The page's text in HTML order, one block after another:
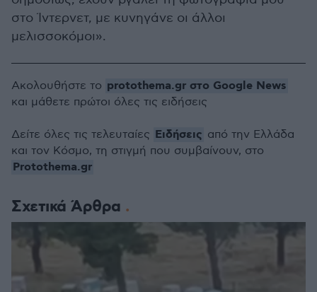
στο Ίντερνετ, με κυνηγάνε οι άλλοι
μελισσοκόμοι».
Σχετικά Άρθρα
Ακολουθήστε το protothema.gr στο Google News
και μάθετε πρώτοι όλες τις ειδήσεις
Δείτε όλες τις τελευταίες Ειδήσεις από την Ελλάδα
και τον Κόσμο, τη στιγμή που συμβαίνουν, στο
Protothema.gr